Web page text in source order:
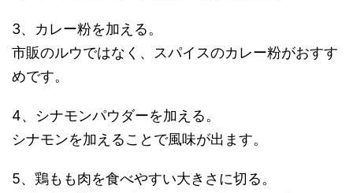
3、カレー粉を加える。
市販のルウではなく、スパイスのカレー粉がおすす
めです。
4、シナモンパウダーを加える。
シナモンを加えることで風味が出ます。
5、鶏もも肉を食べやすい大きさに切る。